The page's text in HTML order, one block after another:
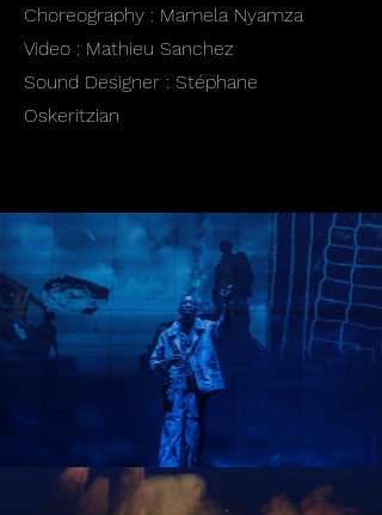
Choreography : Mamela Nyamza
Video : Mathieu Sanchez
Sound Designer : Stéphane
Oskeritzian